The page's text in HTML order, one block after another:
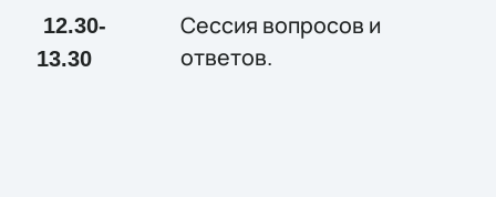
12.30-
13.30
Сессия вопросов и
ответов.